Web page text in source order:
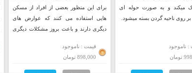
میکند و به صورت حوله ای
بر روی ناحیه گردن بسته میشود.
: ناموجود
برای این منظور بعضی از افراد از مسکن
هایی استفاده می کنند که عوارض های
دیگری دارند و باعث بروز مشکلات دیگری
قیمت : ناموجود
898,000 تومان